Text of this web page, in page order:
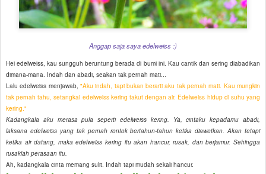
Anggap saja saya edelweiss :)
Hei edelweiss, kau sungguh beruntung berada di bumi ini. Kau cantik dan sering diabadikan
dimana-mana. Indah dan abadi, seakan tak pernah mati...
Lalu edelweiss menjawab, "Aku indah, tapi bukan berarti aku tak pernah mati. Kau mungkin
tak pernah tahu, setangkai edelweiss kering takut dengan air. Edelweiss hidup di suhu yang
kering."
Kadangkala aku merasa pula seperti edelweiss kering. Ya, cintaku kepadamu abadi,
laksana edelweiss yang tak pernah rontok bertahun-tahun ketika diawetkan. Akan tetapi
ketika air datang, maka edelweiss kering itu akan hancur, rusak, dan berjamur. Sehingga
rusaklah perasaan itu.
Ah, kadangkala cinta memang sulit. Indah tapi mudah sekali hancur.